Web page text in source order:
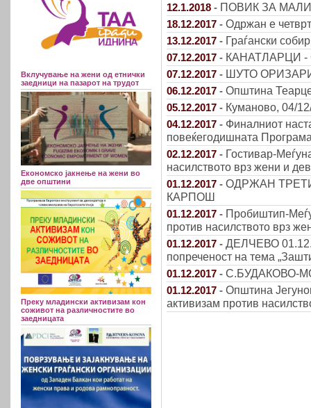
Вклучување на жени од етнички
заедници на пазарот на трудот
Економско јакнење на жени во
две општини
Преку младински активизам кон
соживот на различностите во
заедницата
12.1.2018 - ПОВИК ЗА
18.12.2017 - Одржан е
13.12.2017 - Граѓански
07.12.2017 - КАНАТЛАРЦИ -
07.12.2017 - ШУТО ОРИЗАРИ
06.12.2017 - Општина
05.12.2017 - Куманово, 04/
04.12.2017 - Финалниот
повеќегодишната
02.12.2017 - Гостивар-
насилството врз жени и
01.12.2017 - ОДРЖАН
КАРПОШ
01.12.2017 - Пробиштип-
против насилството врз
01.12.2017 - ДЕЛЧЕВО
попреченост на тема
01.12.2017 - С.БУДАКОВО-
01.12.2017 - Општина
активизам против